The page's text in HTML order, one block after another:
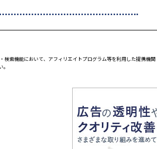
索機能において、アフィリエイトプログラム等を利用した提携機